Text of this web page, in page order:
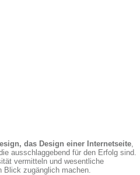
das Design einer Internetseite,
ausschlaggebend für den Erfolg sind.
vermitteln und wesentliche
Blick zugänglich machen.